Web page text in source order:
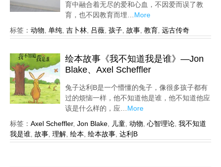
育中融合着无尽的爱和心血，不因爱而误了教
育，也不因教育而埋… More
标签： 动物 单纯 吉卜林 吕薇 孩子 故事 教育 远古传奇
绘本故事《我不知道我是谁》—Jon
Blake、Axel Scheffler
兔子达利B是一个懵懂的兔子，像很多孩子都有
过的烦恼一样，他不知道他是谁，他不知道他应
该是什么样的，应… More
标签： Axel Scheffler, Jon Blake 儿童 动物 心智理论 我不知道
我是谁 故事 理解 绘本 绘本故事 达利B